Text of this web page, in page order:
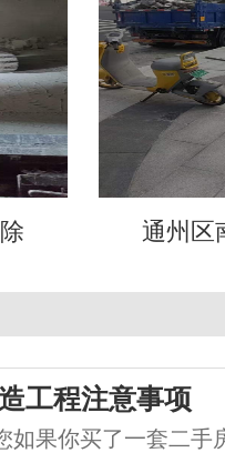
通州区
工程注意事项
如果你买了一套二手